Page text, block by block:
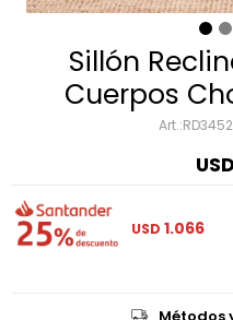
Sillón
Cuerpos
USD
USD 1.066